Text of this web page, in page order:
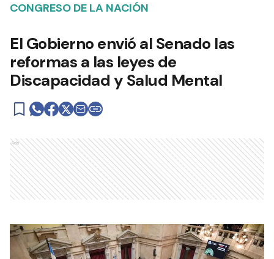
CONGRESO DE LA NACIÓN
El Gobierno envió al Senado las
reformas a las leyes de
Discapacidad y Salud Mental
Ads